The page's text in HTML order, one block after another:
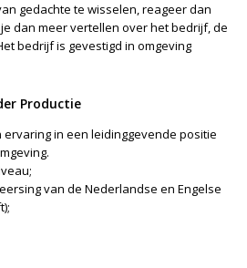
gedachte te wisselen, reageer dan
dan meer vertellen over het bedrijf, de
bedrijf is gevestigd in omgeving
Productie
ervaring in een leidinggevende positie
van de Nederlandse en Engelse